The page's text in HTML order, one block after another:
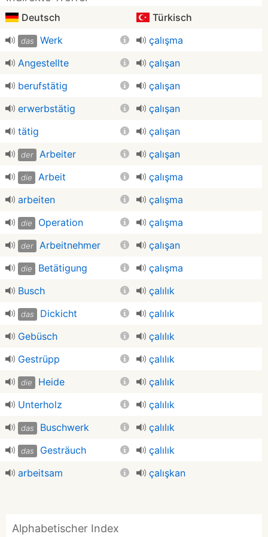
Deutsch Türkisch
das Werk
çalışma
Angestellte
çalışan
berufstätig
çalışan
erwerbstätig
çalışan
tätig
çalışan
der Arbeiter çalışan
die Arbeit
çalışma
arbeiten
çalışma
die Operation çalışma
der Arbeitnehmer çalışan
die Betätigung
çalışma
Busch
çalılık
das Dickicht
çalılık
Gebüsch
çalılık
Gestrüpp
çalılık
die Heide
çalılık
Unterholz
çalılık
das Buschwerk çalılık
das Gesträuch
çalılık
arbeitsam
çalışkan
Alphabetischer Index